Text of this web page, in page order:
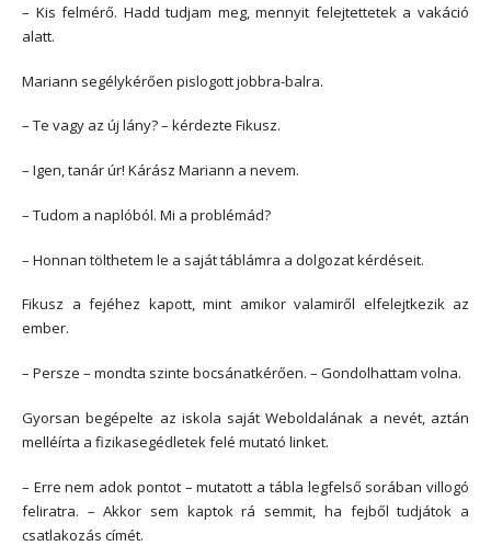
– Kis felmérő. Hadd tudjam meg, mennyit felejtettetek a vakáció
alatt.
Mariann segélykérően pislogott jobbra-balra.
– Te vagy az új lány? – kérdezte Fikusz.
– Igen, tanár úr! Kárász Mariann a nevem.
– Tudom a naplóból. Mi a problémád?
– Honnan tölthetem le a saját táblámra a dolgozat kérdéseit.
Fikusz a fejéhez kapott, mint amikor valamiről elfelejtkezik az
ember.
– Persze – mondta szinte bocsánatkérően. – Gondolhattam volna.
Gyorsan begépelte az iskola saját Weboldalának a nevét, aztán
melléírta a fizikasegédletek felé mutató linket.
– Erre nem adok pontot – mutatott a tábla legfelső sorában villogó
feliratra. – Akkor sem kaptok rá semmit, ha fejből tudjátok a
csatlakozás címét.